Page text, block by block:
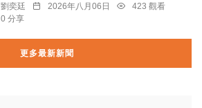
劉奕廷 2026年八月06日
423 觀看
0 分享
更多最新新聞